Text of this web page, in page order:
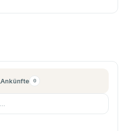
Ankünfte 0